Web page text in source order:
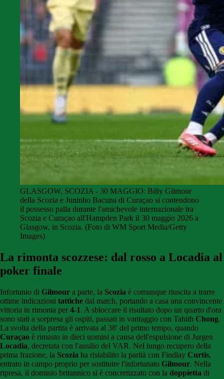
GLASGOW, SCOZIA - 30 MAGGIO: Billy Gilmour
della Scozia e Juninho Bacuna di Curaçao si contendono
il possesso palla durante l'amichevole internazionale tra
Scozia e Curaçao all'Hampden Park il 30 maggio 2026 a
Glasgow, in Scozia. (Foto di WM Sport Media/Getty
Images)
La rimonta scozzese: dal rosso a Locadia al
poker finale
Infortunio di Gilmour a parte, la Scozia è comunque riuscita a trarre
ottime indicazioni tattiche dal match, portando a casa una convincente
vittoria in rimonta per 4-1. A sbloccare il risultato dopo un quarto d'ora
sono stati a sorpresa gli ospiti, passati in vantaggio con Tahith Chong.
La svolta della partita è arrivata al 38' del primo tempo, quando
Curaçao è rimasto in dieci uomini a causa dell'espulsione di Jurgen
Locadia, decretata con l'ausilio del VAR. Nel lungo recupero della
prima frazione, la Scozia ha ristabilito la parità con Findlay Curtis,
entrato in campo proprio per sostituire l'infortunato Gilmour. Nella
ripresa, il dominio britannico si è concretizzato con la doppietta di